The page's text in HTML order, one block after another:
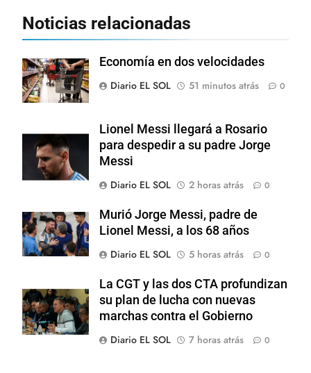
Noticias relacionadas
Economía en dos velocidades
Diario EL SOL
51 minutos atrás 0
Lionel Messi llegará a Rosario
para despedir a su padre Jorge
Messi
Diario EL SOL
2 horas atrás 0
Murió Jorge Messi, padre de
Lionel Messi, a los 68 años
Diario EL SOL
5 horas atrás 0
La CGT y las dos CTA profundizan
su plan de lucha con nuevas
marchas contra el Gobierno
Diario EL SOL
7 horas atrás 0